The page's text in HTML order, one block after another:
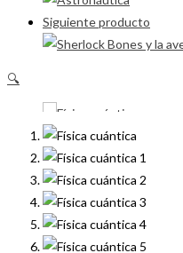
Siguiente producto
🔍